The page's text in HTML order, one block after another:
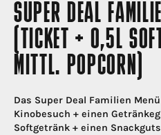
SUPER DEAL
(TICKET + 0,5L
MITTL. POPCORN)
Das Super Deal Familien
Kinobesuch + einen
Softgetränk + einen